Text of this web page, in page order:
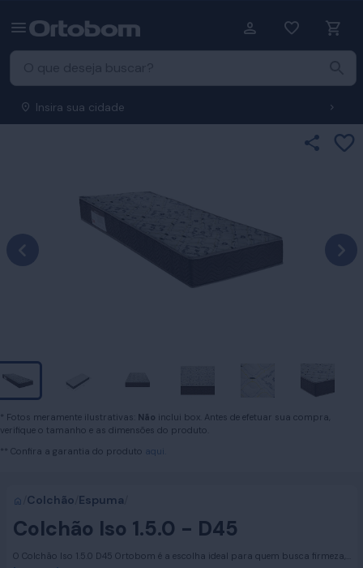
Insira sua cidade
* Fotos meramente ilustrativas: Não inclui box. Antes de efetuar sua compra,
verifique o tamanho e as dimensões do produto.
** Confira a garantia do produto aqui.
Colchão Espuma
Colchão Iso 1.5.0 - D45
O Colchão Iso 1.5.0 D45 Ortobom é a escolha ideal para quem busca firmeza,